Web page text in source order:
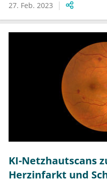
27. Feb. 2023
KI-Netzhautscans
Herzinfarkt und